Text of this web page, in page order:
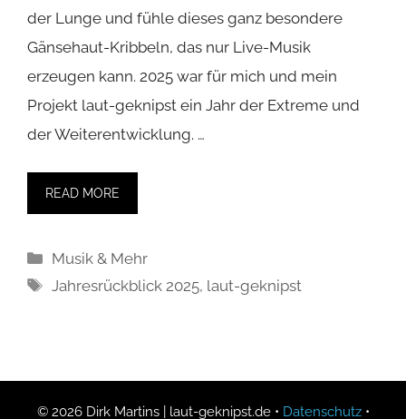
der Lunge und fühle dieses ganz besondere
Gänsehaut-Kribbeln, das nur Live-Musik
erzeugen kann. 2025 war für mich und mein
Projekt laut-geknipst ein Jahr der Extreme und
der Weiterentwicklung. …
READ MORE
Kategorien
Musik & Mehr
Schlagwörter
Jahresrückblick 2025, laut-geknipst
© 2026 Dirk Martins | laut-geknipst.de • Datenschutz•